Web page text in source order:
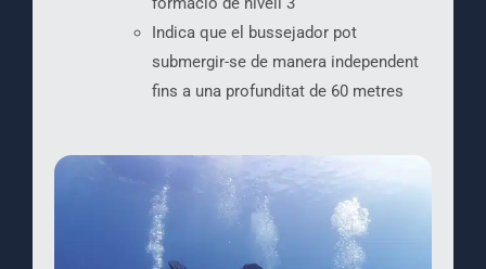
Indica que el bussejador pot
submergir-se de manera independent
fins a una profunditat de 60 metres